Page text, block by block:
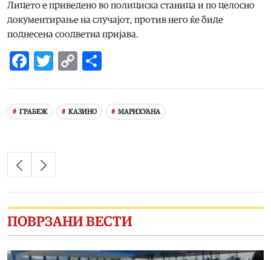
Лицето е приведено во полициска станица и по целосно
документирање на случајот, против него ќе биде
поднесена соодветна пријава.
Facebook
Twitter
Copy
ГРАБЕЖ КАЗИНО МАРИХУАНА
ПОВРЗАНИ ВЕСТИ